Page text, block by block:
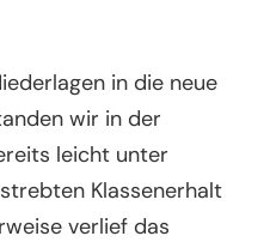
in die neue
wir in der
leicht unter
Klassenerhalt
verlief das